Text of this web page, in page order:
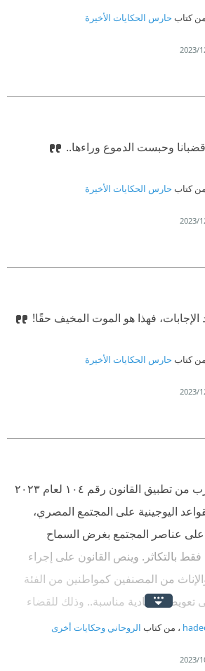
كتاب حارس الحكايات الأخيرة
وحبست الدموع وراءها..
كتاب حارس الحكايات الأخيرة
فهذا هو الموت المخيف حقًا!
كتاب حارس الحكايات الأخيرة
❞ ـ أنت متهم بالتهرب من تطبيق القانون رقم ١٠٤ لعام ٢٠٢٣
اليوجينية على المجتمع المصري،
على عناصر المجتمع بغرض السماح
بالتكاثر. وينص القانون على إجراء
من المصنفين كمواطنين من الفئة
مادية مناسبة.. وذلك للقضاء
بلا مستقبل. ❝
، من كتاب الروحاني وحكايات أخرى